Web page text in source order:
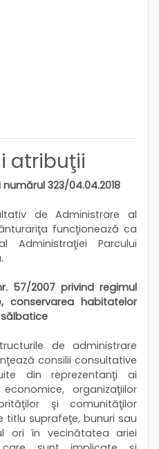
atribuţii
323/04.04.2018
de Administrare al
funcţionează ca
Administraţiei Parcului
57/2007 privind regimul
conservarea habitatelor
de administrare
consilii consultative
din reprezentanţi ai
organizaţiilor
şi comunităţilor
titlu suprafeţe, bunuri sau
ori în vecinătatea ariei